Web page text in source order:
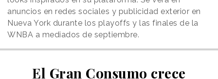
anuncios en redes sociales y publicidad exterior en
Nueva York durante los playoffs y las finales de la
WNBA a mediados de septiembre.
El Gran Consumo crece